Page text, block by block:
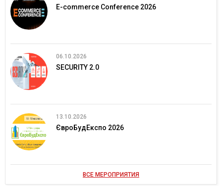
E-commerce Conference 2026
06.10.2026
SECURITY 2.0
13.10.2026
ЄвроБудЕкспо 2026
ВСЕ МЕРОПРИЯТИЯ